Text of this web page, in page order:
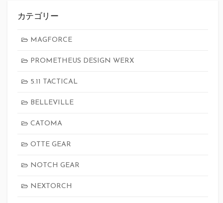
カテゴリー
MAGFORCE
PROMETHEUS DESIGN WERX
5.11 TACTICAL
BELLEVILLE
CATOMA
OTTE GEAR
NOTCH GEAR
NEXTORCH